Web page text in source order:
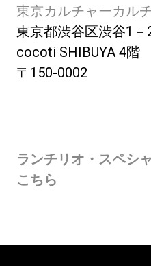
東京カルチャーカル
東京都渋谷区渋谷1－
cocoti SHIBUYA 4階
〒150-0002
ランチリオ・スペシ
こちら